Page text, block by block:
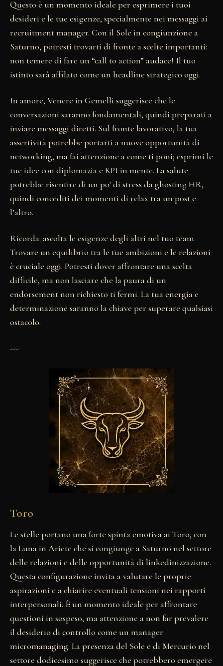
Questo è un momento ideale per esprimere i tuoi
desideri e le tue esigenze, specialmente nei messaggi ai
recruitment manager. Con il Sole in congiunzione a
Saturno, potresti trovarti di fronte a scelte importanti:
non temere di fare un “call to action” audace! Il tuo
istinto sarà affilato come un headline strategico oggi.
In amore, Venere in Gemelli suggerisce che le
conversazioni saranno fondamentali, quindi preparati a
inviare messaggi diretti. Sul fronte lavorativo, la tua
assertività potrebbe portarti a nuove opportunità di
networking, ma fai attenzione a come ti poni; esprimi le
tue idee con diplomazia e KPI in mente. La salute
potrebbe risentire di un po' di stress da ghosting HR,
quindi concediti dei momenti di relax tra un post e
l’altro.
Ricorda: ascolta le esigenze degli altri nel tuo team.
Trovare un equilibrio tra le tue ambizioni e le relazioni
è cruciale oggi. Potresti dover affrontare una scelta
difficile, ma non lasciare che la paura di un
endorsement non richiesto ti fermi. La tua energia e
determinazione saranno la chiave per superare qualsiasi
ostacolo.
---
Toro
Le stelle portano una forte spinta emotiva ai Toro, con
la Luna in Ariete che si congiunge a Saturno nel settore
delle relazioni e delle opportunità di linkedinizzazione.
Questa configurazione invita a valutare le proprie
aspirazioni e a chiarire eventuali tensioni nei rapporti
interpersonali. È un momento ideale per affrontare
questioni in sospeso, ma attenzione a non far prevalere
il desiderio di controllo come un manager
micromanaging. La presenza del Sole e di Mercurio nel
settore dodicesimo suggerisce che potrebbero emergere